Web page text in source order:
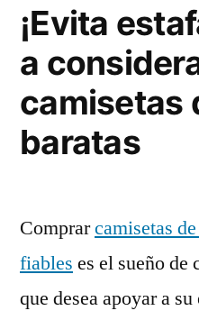
¡Evita
a
camisetas
baratas
Comprarcamisetas
fiables es el sueño
que desea apoyar a